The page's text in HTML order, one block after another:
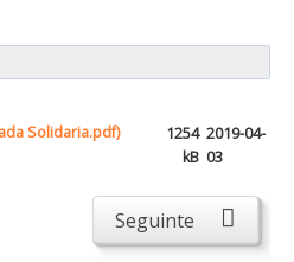
1254
kB
2019-04-
03
Seguinte